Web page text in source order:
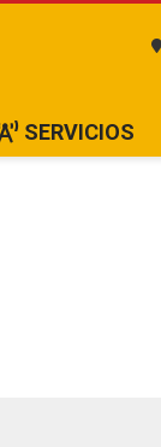
SERVICIOS